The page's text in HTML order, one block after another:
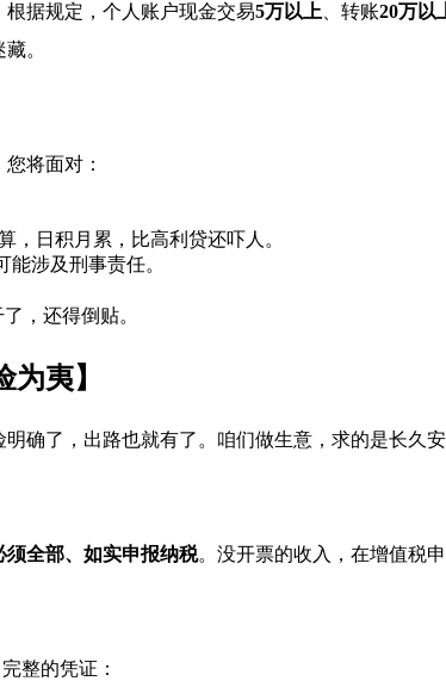
据规定，个人账户现金交易5万以上 、转账20万以
。
将面对：
，日积月累，比高利贷还吓人。
能涉及刑事责任。
，还得倒贴。
夷】
确了，出路也就有了。咱们做生意，求的是长久
须全部、如实申报纳税。没开票的收入，在增值税
整的凭证：